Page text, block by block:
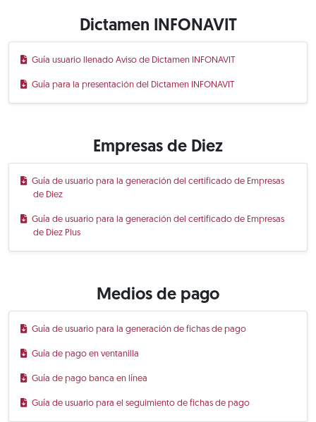
Dictamen INFONAVIT
Guía usuario llenado Aviso de Dictamen INFONAVIT
Guía para la presentación del Dictamen INFONAVIT
Empresas de Diez
Guía de usuario para la generación del certificado de Empresas
de Diez
Guía de usuario para la generación del certificado de Empresas
de Diez Plus
Medios de pago
Guía de usuario para la generación de fichas de pago
Guía de pago en ventanilla
Guía de pago banca en línea
Guía de usuario para el seguimiento de fichas de pago